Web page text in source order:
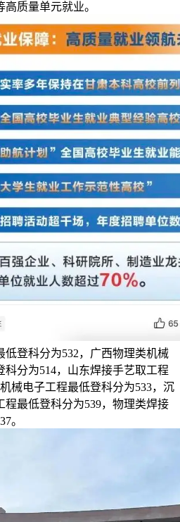
质量单元就业。
登科分为532，广西物理类机械
分为514，山东焊接手艺取工程
械电子工程最低登科分为533，沉
程最低登科分为539，物理类焊接
。